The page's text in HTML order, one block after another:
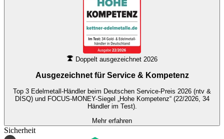
Doppelt ausgezeichnet 2026
Ausgezeichnet für Service & Kompetenz
Top 3 Edelmetall-Händler beim Deutschen Service-Preis 2026 (ntv &
DISQ) und FOCUS-MONEY-Siegel „Hohe Kompetenz“ (22/2026, 34
Händler im Test).
Mehr erfahren
Sicherheit